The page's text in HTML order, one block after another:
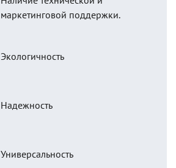
маркетинговой поддержки.
Экологичность
Надежность
Универсальность